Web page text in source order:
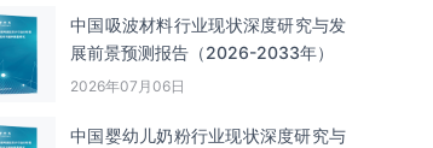
中国吸波材料‌‌‌行业现状深度研究与发
展前景预测报告（2026-2033年）
2026年07月06日
中国婴幼儿奶粉行业现状深度研究与